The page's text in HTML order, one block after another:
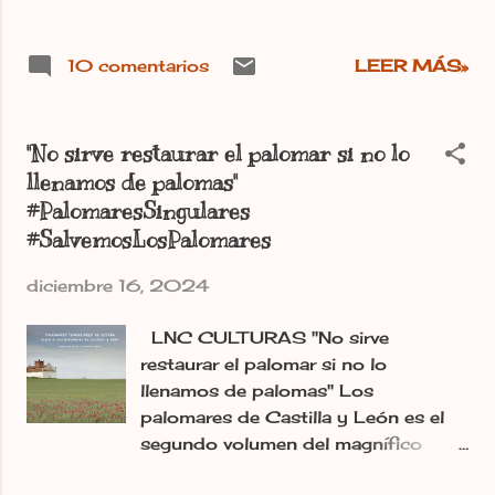
construcciones que fueron uno de
siglos y ahora, en una cantidad
demasiado abultada, corren el riesgo
de desaparecer. La utopía de los
palomares cierra el círculo, aunque
la...
10 comentarios LEER MÁS»
"No sirve restaurar el palomar si no lo
llenamos de palomas"
#PalomaresSingulares
#SalvemosLosPalomares
diciembre 16, 2024
LNC CULTURAS "No sirve
restaurar el palomar si no lo
llenamos de palomas" Los
palomares de Castilla y León es el
segundo volumen del magnífico